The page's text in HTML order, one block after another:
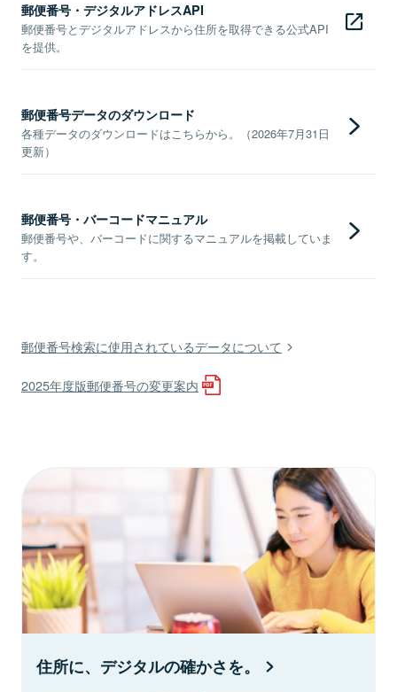
郵便番号・デジタルアドレスAPI
郵便番号とデジタルアドレスから住所を取得できる公式API
を提供。
郵便番号データのダウンロード
各種データのダウンロードはこちらから。（2026年7月31日
更新）
郵便番号・バーコードマニュアル
郵便番号や、バーコードに関するマニュアルを掲載していま
す。
郵便番号検索に使用されているデータについて
2025年度版郵便番号の変更案内
住所に、デジタルの確かさを。